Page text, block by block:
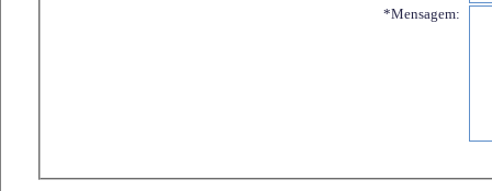
*Mensagem: